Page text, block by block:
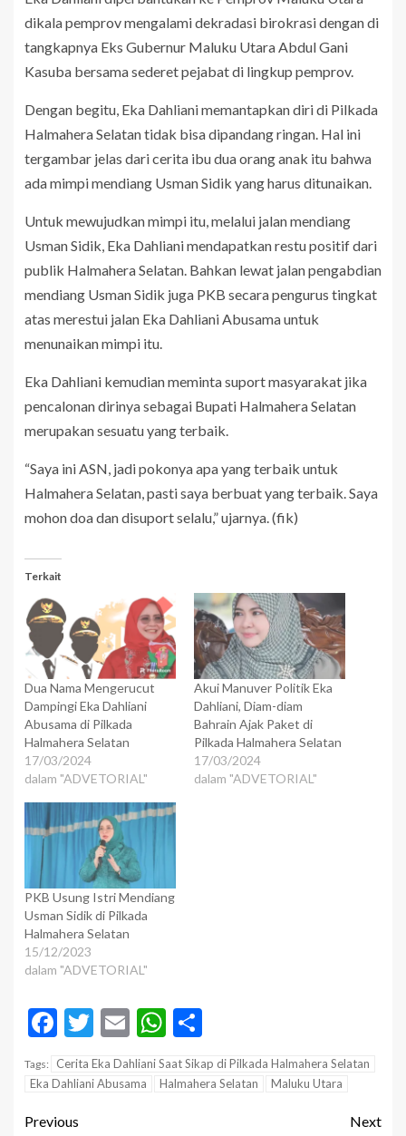
dikala pemprov mengalami dekradasi birokrasi dengan di
tangkapnya Eks Gubernur Maluku Utara Abdul Gani
Kasuba bersama sederet pejabat di lingkup pemprov.
Dengan begitu, Eka Dahliani memantapkan diri di Pilkada
Halmahera Selatan tidak bisa dipandang ringan. Hal ini
tergambar jelas dari cerita ibu dua orang anak itu bahwa
ada mimpi mendiang Usman Sidik yang harus ditunaikan.
Untuk mewujudkan mimpi itu, melalui jalan mendiang
Usman Sidik, Eka Dahliani mendapatkan restu positif dari
publik Halmahera Selatan. Bahkan lewat jalan pengabdian
mendiang Usman Sidik juga PKB secara pengurus tingkat
atas merestui jalan Eka Dahliani Abusama untuk
menunaikan mimpi itu.
Eka Dahliani kemudian meminta suport masyarakat jika
pencalonan dirinya sebagai Bupati Halmahera Selatan
merupakan sesuatu yang terbaik.
“Saya ini ASN, jadi pokonya apa yang terbaik untuk
Halmahera Selatan, pasti saya berbuat yang terbaik. Saya
mohon doa dan disuport selalu,” ujarnya. (fik)
Terkait
Dua Nama Mengerucut
Dampingi Eka Dahliani
Abusama di Pilkada
Halmahera Selatan
17/03/2024
dalam "ADVETORIAL"
Akui Manuver Politik Eka
Dahliani, Diam-diam
Bahrain Ajak Paket di
Pilkada Halmahera Selatan
17/03/2024
dalam "ADVETORIAL"
PKB Usung Istri Mendiang
Usman Sidik di Pilkada
Halmahera Selatan
15/12/2023
dalam "ADVETORIAL"
Facebook
Twitter
EmailWhatsApp
Tags:
Cerita Eka Dahliani Saat Sikap di Pilkada Halmahera Selatan
Eka Dahliani Abusama
Halmahera Selatan Maluku Utara
Previous
Next